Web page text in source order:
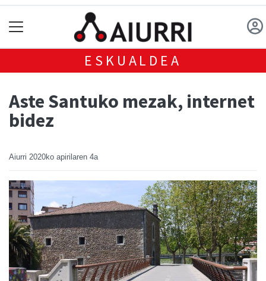
ESKUALDEA
Aste Santuko mezak, internet
bidez
Aiurri 2020ko apirilaren 4a